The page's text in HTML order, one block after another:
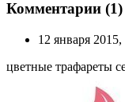
Комментарии (1)
12 января
цветные трафареты